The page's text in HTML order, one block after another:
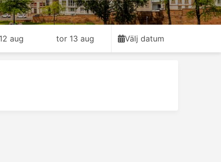
aug tor 13 aug Välj datum